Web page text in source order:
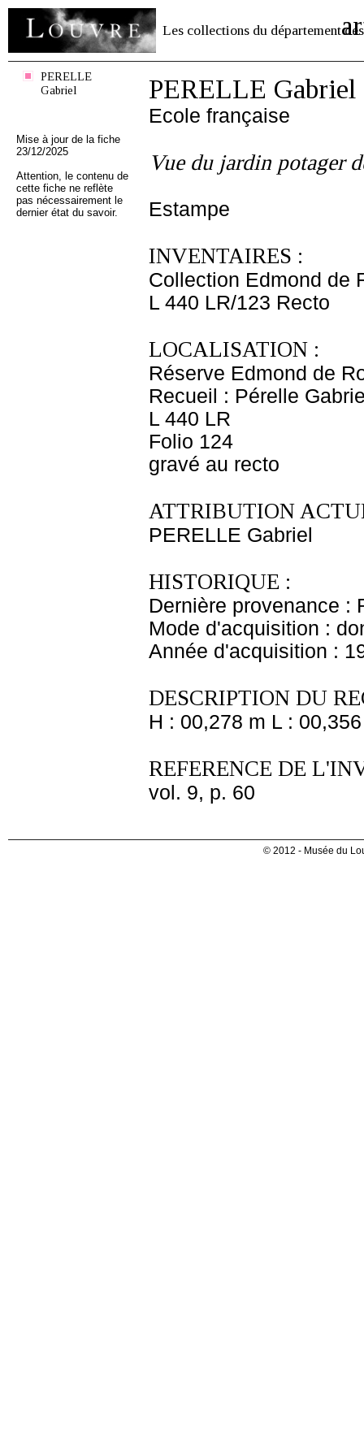
Les collections du département des
PERELLE
Gabriel
Mise à jour de la fiche
23/12/2025
Attention, le contenu de
cette fiche ne reflète
pas nécessairement le
dernier état du savoir.
PERELLE Gabriel
Ecole française
Vue du jardin potager
Estampe
INVENTAIRES :
Collection Edmond de
L 440 LR/123 Recto
LOCALISATION :
Réserve Edmond de
Recueil : Pérelle
L 440 LR
Folio 124
gravé au recto
ATTRIBUTION
PERELLE Gabriel
HISTORIQUE :
Dernière provenance :
Mode d'acquisition :
Année d'acquisition :
DESCRIPTION DU
H : 00,278 m L :
REFERENCE DE
vol. 9, p. 60
© 2012 - Musée du